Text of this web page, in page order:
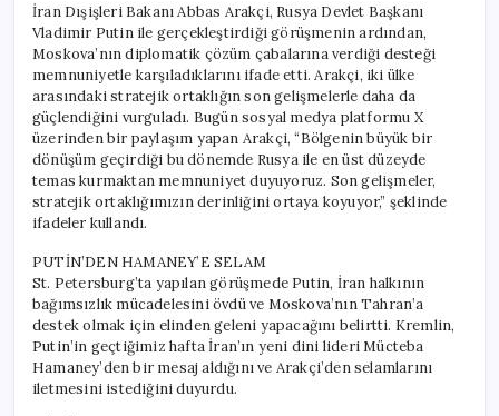
Planında
Önemli
Gelişmeler
için
İran Dışişleri Bakanı Abbas Arakçi, Rusya Devlet Başkanı
Vladimir Putin ile gerçekleştirdiği görüşmenin ardından,
Moskova’nın diplomatik çözüm çabalarına verdiği desteği
memnuniyetle karşıladıklarını ifade etti. Arakçi, iki ülke
arasındaki stratejik ortaklığın son gelişmelerle daha da
güçlendiğini vurguladı. Bugün sosyal medya platformu X
üzerinden bir paylaşım yapan Arakçi, “Bölgenin büyük bir
dönüşüm geçirdiği bu dönemde Rusya ile en üst düzeyde
temas kurmaktan memnuniyet duyuyoruz. Son gelişmeler,
stratejik ortaklığımızın derinliğini ortaya koyuyor,” şeklinde
ifadeler kullandı.
PUTİN’DEN HAMANEY’E SELAM
St. Petersburg’ta yapılan görüşmede Putin, İran halkının
bağımsızlık mücadelesini övdü ve Moskova’nın Tahran’a
destek olmak için elinden geleni yapacağını belirtti. Kremlin,
Putin’in geçtiğimiz hafta İran’ın yeni dini lideri Mücteba
Hamaney’den bir mesaj aldığını ve Arakçi’den selamlarını
iletmesini istediğini duyurdu.